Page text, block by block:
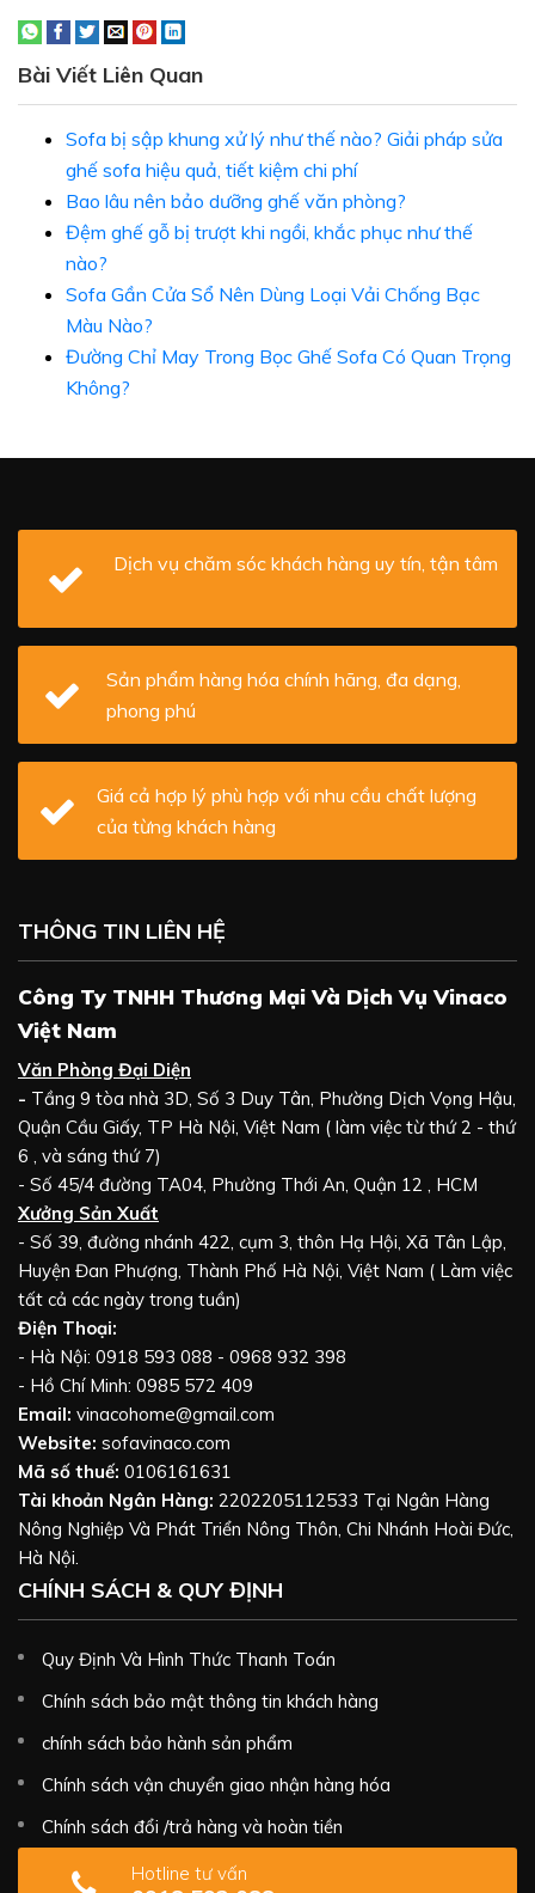
Bài Viết Liên Quan
Sofa bị sập khung xử lý như thế nào? Giải pháp sửa
ghế sofa hiệu quả, tiết kiệm chi phí
Bao lâu nên bảo dưỡng ghế văn phòng?
Đệm ghế gỗ bị trượt khi ngồi, khắc phục như thế
nào?
Sofa Gần Cửa Sổ Nên Dùng Loại Vải Chống Bạc
Màu Nào?
Đường Chỉ May Trong Bọc Ghế Sofa Có Quan Trọng
Không?
Dịch vụ chăm sóc khách hàng uy tín, tận tâm
Sản phẩm hàng hóa chính hãng, đa dạng,
phong phú
Giá cả hợp lý phù hợp với nhu cầu chất lượng
của từng khách hàng
THÔNG TIN LIÊN HỆ
Công Ty TNHH Thương Mại Và Dịch Vụ Vinaco
Việt Nam
Văn Phòng Đại Diện
- Tầng 9 tòa nhà 3D, Số 3 Duy Tân, Phường Dịch Vọng Hậu,
Quận Cầu Giấy, TP Hà Nội, Việt Nam ( làm việc từ thứ 2 - thứ
6 , và sáng thứ 7)
- Số 45/4 đường TA04, Phường Thới An, Quận 12 , HCM
Xưởng Sản Xuất
- Số 39, đường nhánh 422, cụm 3, thôn Hạ Hội, Xã Tân Lập,
Huyện Đan Phượng, Thành Phố Hà Nội, Việt Nam ( Làm việc
tất cả các ngày trong tuần)
Điện Thoại:
- Hà Nội: 0918 593 088 - 0968 932 398
- Hồ Chí Minh: 0985 572 409
Email: vinacohome@gmail.com
Website: sofavinaco.com
Mã số thuế: 0106161631
Tài khoản Ngân Hàng: 2202205112533 Tại Ngân Hàng
Nông Nghiệp Và Phát Triển Nông Thôn, Chi Nhánh Hoài Đức,
Hà Nội.
CHÍNH SÁCH & QUY ĐỊNH
Quy Định Và Hình Thức Thanh Toán
Chính sách bảo mật thông tin khách hàng
chính sách bảo hành sản phẩm
Chính sách vận chuyển giao nhận hàng hóa
Chính sách đổi /trả hàng và hoàn tiền
Hotline tư vấn